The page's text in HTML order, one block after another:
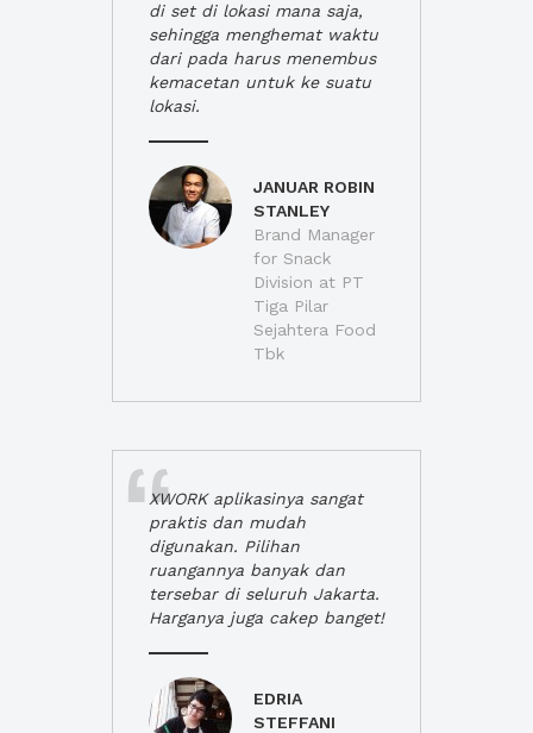
di set di lokasi mana saja,
sehingga menghemat waktu
dari pada harus menembus
kemacetan untuk ke suatu
lokasi.
JANUAR ROBIN
STANLEY
Brand Manager
for Snack
Division at PT
Tiga Pilar
Sejahtera Food
Tbk
XWORK aplikasinya sangat
praktis dan mudah
digunakan. Pilihan
ruangannya banyak dan
tersebar di seluruh Jakarta.
Harganya juga cakep banget!
EDRIA
STEFFANI